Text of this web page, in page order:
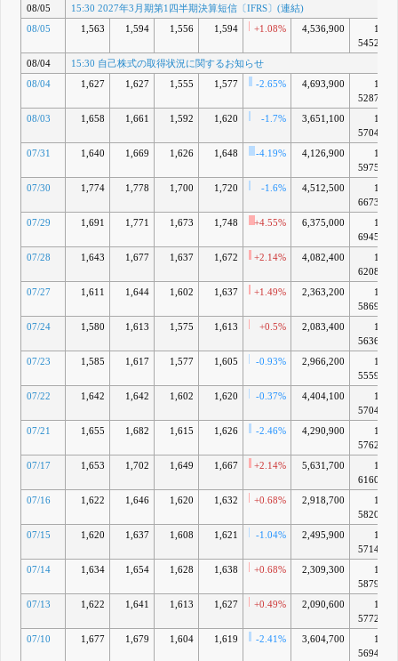
株式の取得
に係る事項
の決定に関
せ
15:30 役員
及び執行役
関するお知
金の配当に
らせ
15:30
期決算短信
(連結)
4月 24, 2026
08/05
15:30 2027年3月期第1四半期決算短信〔IFRS〕(連結)
08/05
1,563 1,594 1,556 1,594 +1.08% 4,536,900
1兆
5452億
08/04
15:30 自己株式の取得状況に関するお知らせ
08/04
1,627 1,627 1,555 1,577 -2.65% 4,693,900
1兆
5287億
08/03
1,658 1,661 1,592 1,620 -1.7% 3,651,100
1兆
5704億
07/31
1,640 1,669 1,626 1,648 -4.19% 4,126,900
1兆
5975億
07/30
1,774 1,778 1,700 1,720 -1.6% 4,512,500
1兆
6673億
07/29
1,691 1,771 1,673 1,748 +4.55% 6,375,000
1兆
6945億
07/28
1,643 1,677 1,637 1,672 +2.14% 4,082,400
1兆
6208億
07/27
1,611 1,644 1,602 1,637 +1.49% 2,363,200
1兆
5869億
07/24
1,580 1,613 1,575 1,613 +0.5% 2,083,400
1兆
5636億
07/23
1,585 1,617 1,577 1,605 -0.93% 2,966,200
1兆
5559億
07/22
1,642 1,642 1,602 1,620 -0.37% 4,404,100
1兆
5704億
07/21
1,655 1,682 1,615 1,626 -2.46% 4,290,900
1兆
5762億
07/17
1,653 1,702 1,649 1,667 +2.14% 5,631,700
1兆
6160億
07/16
1,622 1,646 1,620 1,632 +0.68% 2,918,700
1兆
5820億
07/15
1,620 1,637 1,608 1,621 -1.04% 2,495,900
1兆
5714億
07/14
1,634 1,654 1,628 1,638 +0.68% 2,309,300
1兆
5879億
07/13
1,622 1,641 1,613 1,627 +0.49% 2,090,600
1兆
5772億
07/10
1,677 1,679 1,604 1,619 -2.41% 3,604,700
1兆
5694億